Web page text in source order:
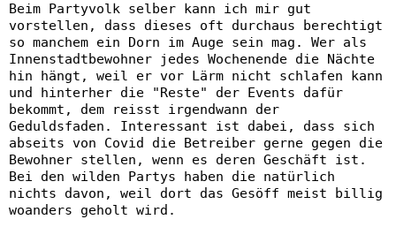
Beim Partyvolk selber kann ich mir gut
vorstellen, dass dieses oft durchaus berechtigt
so manchem ein Dorn im Auge sein mag. Wer als
Innenstadtbewohner jedes Wochenende die Nächte
hin hängt, weil er vor Lärm nicht schlafen kann
und hinterher die "Reste" der Events dafür
bekommt, dem reisst irgendwann der
Geduldsfaden. Interessant ist dabei, dass sich
abseits von Covid die Betreiber gerne gegen die
Bewohner stellen, wenn es deren Geschäft ist.
Bei den wilden Partys haben die natürlich
nichts davon, weil dort das Gesöff meist billig
woanders geholt wird.